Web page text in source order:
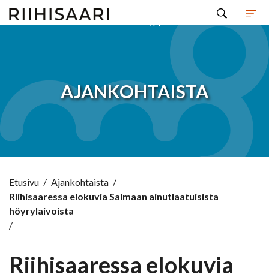
AJANKOHTAISTA
Etusivu / Ajankohtaista /
Riihisaaressa elokuvia Saimaan ainutlaatuisista
höyrylaivoista
/
Riihisaaressa elokuvia